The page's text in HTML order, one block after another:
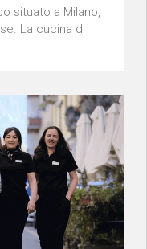
situato a Milano,
La cucina di